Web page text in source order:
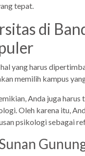
tepat.
di
yang harus
memilih kampus
Anda juga
Oleh karena itu,
psikologi sebagai